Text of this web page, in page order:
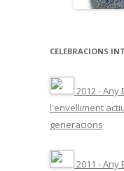
CELEBRACIONS
2012 - Any
l'envelliment
generacions
2011 -